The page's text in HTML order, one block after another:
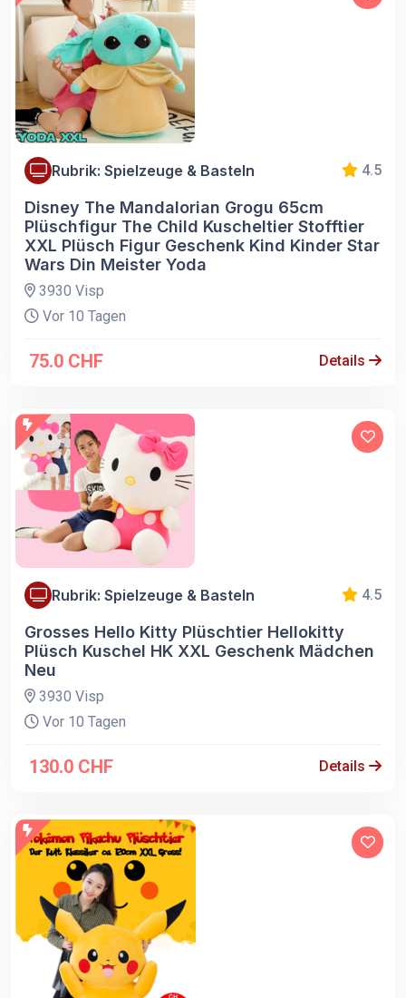
Rubrik: Spielzeuge & Basteln 4.5
Disney The Mandalorian Grogu 65cm
Plüschfigur The Child Kuscheltier Stofftier
XXL Plüsch Figur Geschenk Kind Kinder Star
Wars Din Meister Yoda
3930 Visp
Vor 10 Tagen
75.0 CHF Details
Rubrik: Spielzeuge & Basteln 4.5
Grosses Hello Kitty Plüschtier Hellokitty
Plüsch Kuschel HK XXL Geschenk Mädchen
Neu
3930 Visp
Vor 10 Tagen
130.0 CHF Details